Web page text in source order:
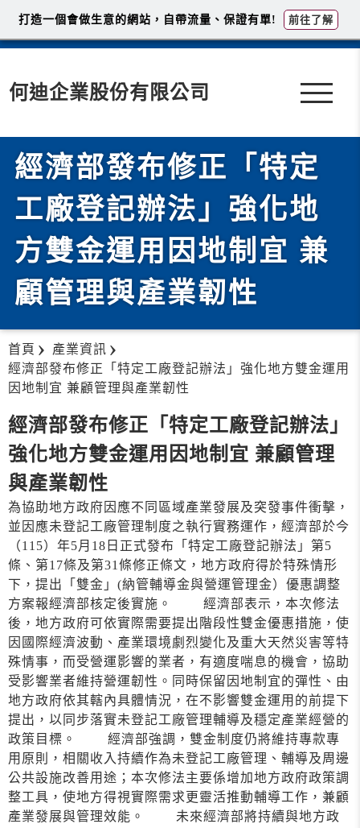
何迪企業股份有限公司
經濟部發布修正「特定
工廠登記辦法」強化地
方雙金運用因地制宜 兼
顧管理與產業韌性
首頁
產業資訊
經濟部發布修正「特定工廠登記辦法」強化地方雙金運用
因地制宜 兼顧管理與產業韌性
經濟部發布修正「特定工廠登記辦法」
強化地方雙金運用因地制宜 兼顧管理
與產業韌性
為協助地方政府因應不同區域產業發展及突發事件衝擊，
並因應未登記工廠管理制度之執行實務運作，經濟部於今
（115）年5月18日正式發布「特定工廠登記辦法」第5
條、第17條及第31條修正條文，地方政府得於特殊情形
下，提出「雙金」(納管輔導金與營運管理金）優惠調整
方案報經濟部核定後實施。 經濟部表示，本次修法
後，地方政府可依實際需要提出階段性雙金優惠措施，使
因國際經濟波動、產業環境劇烈變化及重大天然災害等特
殊情事，而受營運影響的業者，有適度喘息的機會，協助
受影響業者維持營運韌性。同時保留因地制宜的彈性、由
地方政府依其轄內具體情況，在不影響雙金運用的前提下
提出，以同步落實未登記工廠管理輔導及穩定產業經營的
政策目標。 經濟部強調，雙金制度仍將維持專款專
用原則，相關收入持續作為未登記工廠管理、輔導及周邊
公共設施改善用途；本次修法主要係增加地方政府政策調
整工具，使地方得視實際需求更靈活推動輔導工作，兼顧
產業發展與管理效能。 未來經濟部將持續與地方政
打造一個會做生意的網站，自帶流量、保證有單! 前往了解